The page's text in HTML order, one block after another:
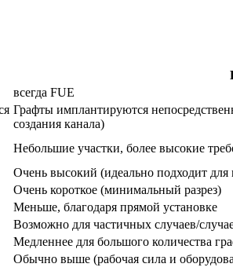
всегда FUE
Графты имплантируются
создания канала)
Небольшие участки, более высокие
Очень высокий (идеально подходит
Очень короткое (минимальный разрез)
Меньше, благодаря прямой установке
Возможно для частичных случаев/
Медленнее для большого количества
Обычно выше (рабочая сила и